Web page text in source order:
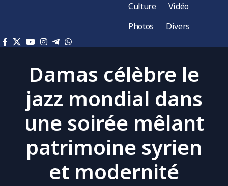
Culture
Vidéo
Photos
Divers
Damas célèbre le
jazz mondial dans
une soirée mêlant
patrimoine syrien
et modernité